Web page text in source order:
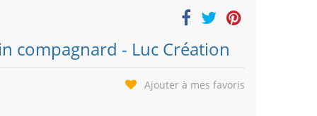
compagnard - Luc Création
Ajouter à mes favoris